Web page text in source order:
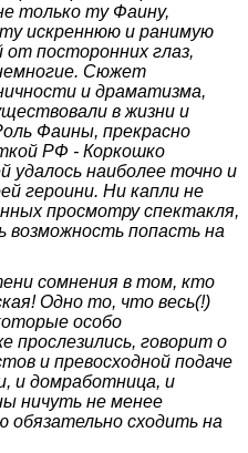
только ту Фаину,
искреннюю и ранимую
посторонних глаз,
Сюжет
и драматизма,
в жизни и
Фаины, прекрасно
РФ - Коркошко
удалось наиболее точно и
героини. Ни капли не
просмотру спектакля,
возможность попасть на
сомнения в том, кто
Одно то, что весь(!)
особо
прослезились, говорит о
и превосходной подаче
и домработница, и
ничуть не менее
обязательно сходить на